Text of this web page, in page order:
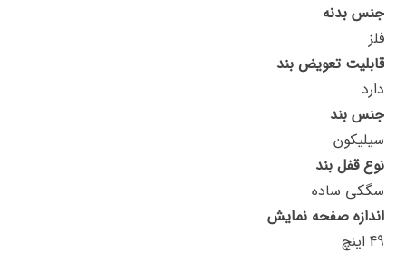
جنس بدنه
فلز
قابلیت تعویض بند
دارد
جنس بند
سیلیکون
نوع قفل بند
سگکی ساده
اندازه صفحه نمایش
49 اینچ